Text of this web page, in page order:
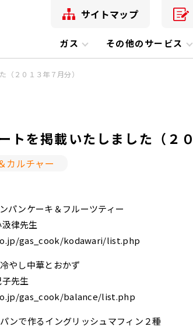
ガス その他のサービス
サイトマップ
（２０１３年７月分）
カルチャー
トを掲載いたしました（２
パンケーキ＆フルーツティー
律先生
gas_cook/kodawari/list.php
やし中華とおかず
先生
gas_cook/balance/list.php
ンで作るイングリッシュマフィン２種